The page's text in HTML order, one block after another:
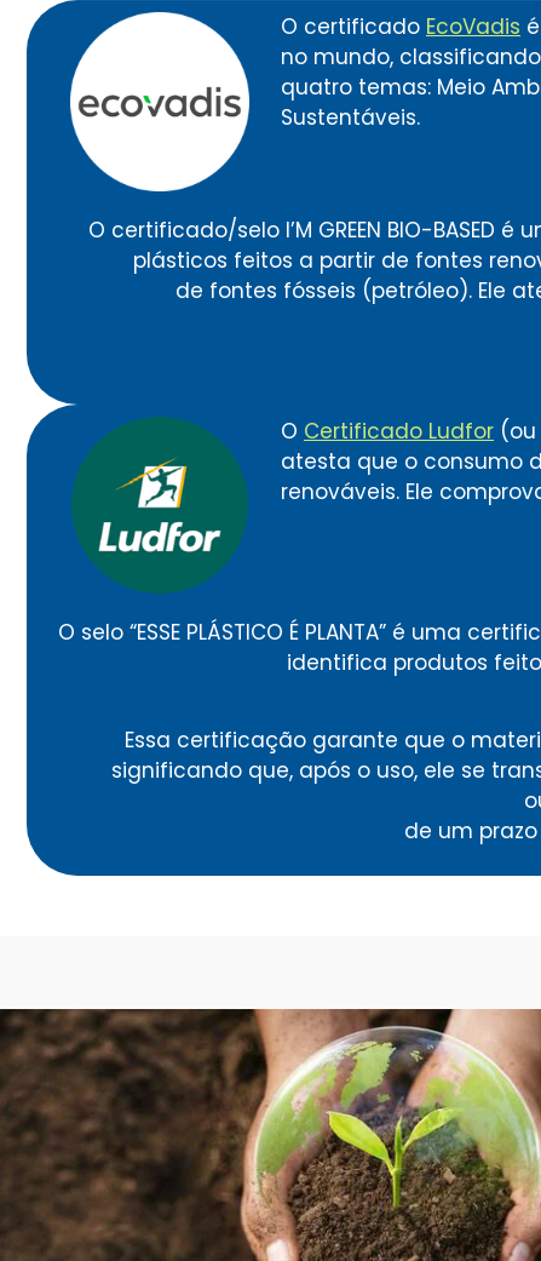
O certificado EcoVadis
no mundo,
quatro temas: Meio
Sustentáveis.
O certificado/selo I’M GREEN BIO-BASED
plásticos feitos a partir de fontes
de fontes fósseis (petróleo). Ele
O Certificado Ludfor
atesta que o consumo
renováveis. Ele
O selo “ESSE PLÁSTICO É PLANTA” é uma
identifica produtos
Essa certificação garante que o
significando que, após o uso, ele se
de um